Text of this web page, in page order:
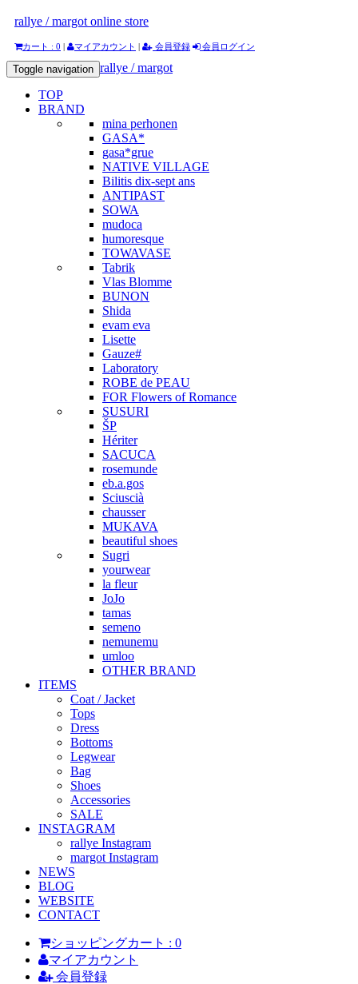
rallye / margot online store
カート : 0 | マイアカウント | 会員登録 会員ログイン
rallye / margot
Toggle navigation
TOP
BRAND
mina perhonen
GASA*
gasa*grue
NATIVE VILLAGE
Bilitis dix-sept ans
ANTIPAST
SOWA
mudoca
humoresque
TOWAVASE
Tabrik
Vlas Blomme
BUNON
Shida
evam eva
Lisette
Gauze#
Laboratory
ROBE de PEAU
FOR Flowers of Romance
SUSURI
ŠP
Hériter
SACUCA
rosemunde
eb.a.gos
Sciuscià
chausser
MUKAVA
beautiful shoes
Sugri
yourwear
la fleur
JoJo
tamas
semeno
nemunemu
umloo
OTHER BRAND
ITEMS
Coat / Jacket
Tops
Dress
Bottoms
Legwear
Bag
Shoes
Accessories
SALE
INSTAGRAM
rallye Instagram
margot Instagram
NEWS
BLOG
WEBSITE
CONTACT
ショッピングカート : 0
マイアカウント
会員登録